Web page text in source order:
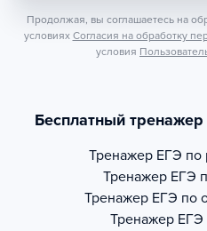
Продолжая, вы соглашаетесь на
условиях Согласия на обработку
условия
Бесплатный
Тренажер ЕГЭ по
Тренажер ЕГЭ
Тренажер ЕГЭ по
Тренажер ЕГЭ